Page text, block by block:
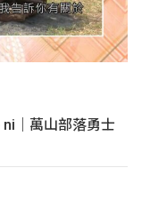
ni｜萬山部落勇士